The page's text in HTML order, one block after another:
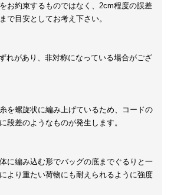
お約束するものではなく、2cm程度の誤差
で目安としてお考え下さい。
れがあり、非対称になっている場合がござ
を螺旋状に編み上げているため、コードの
段差のようなものが発生します。
に編み込む形でバッグの底までぐるりと一
より重たい荷物にも耐えられるように強度